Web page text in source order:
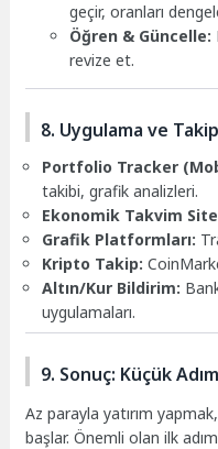
geçir, oranları
Öğren & Güncelle:
revize et.
8. Uygulama ve
Portfolio Tracker
takibi, grafik analizleri.
Ekonomik Takvim
Grafik Platformları:
Kripto Takip:
Altın/Kur Bildirim:
uygulamaları.
9. Sonuç: Küçük
Az parayla yatırım yapmak,
başlar. Önemli olan ilk